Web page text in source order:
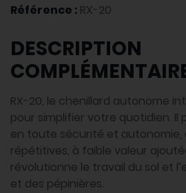
Référence : RX-20
DESCRIPTION
RX-20, le chenillard autonome
pour simplifier votre quotidien. Il
en toute sécurité et autonomie,
répétitives, à faible valeur
révolutionne le travail du sol et
et des pépinières.